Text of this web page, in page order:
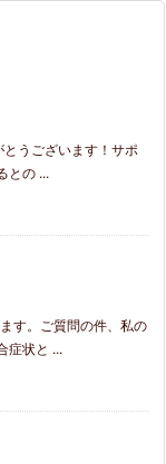
うございます！サポ
との ...
す。ご質問の件、私の
症状と ...